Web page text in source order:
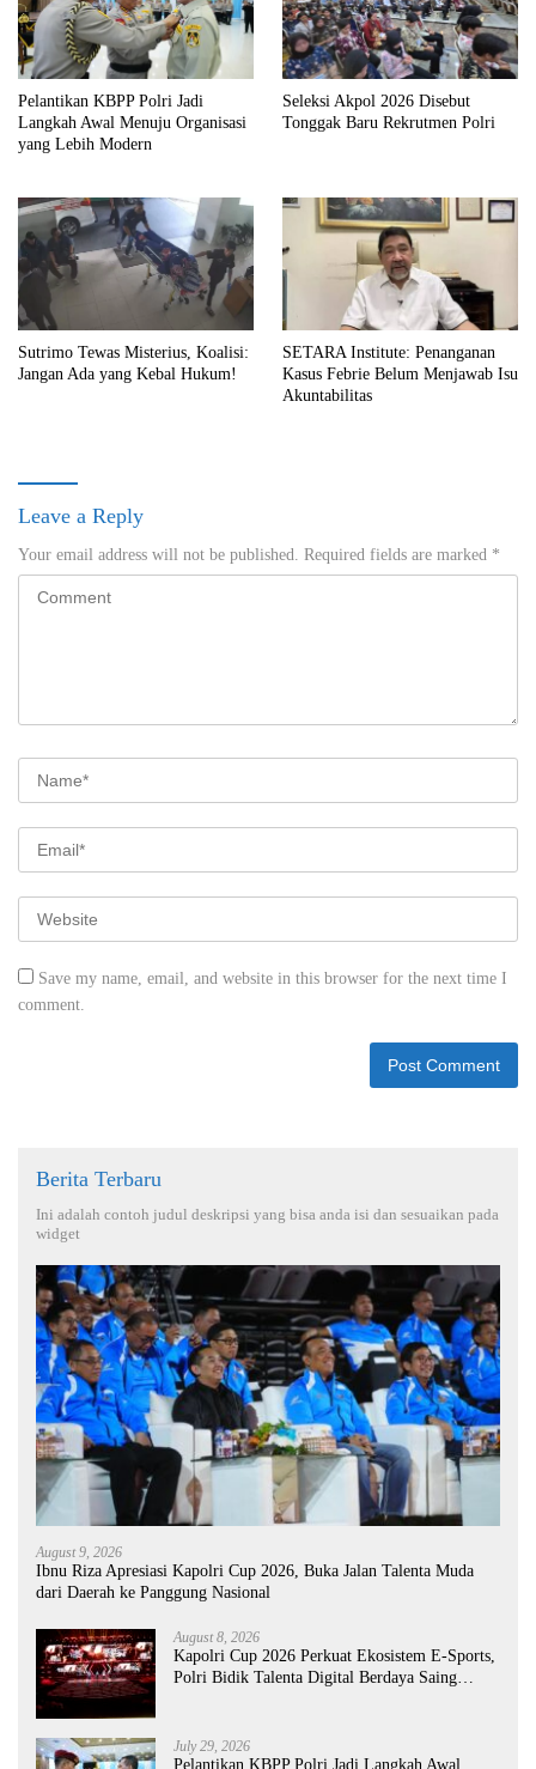
Pelantikan KBPP Polri Jadi
Langkah Awal Menuju Organisasi
yang Lebih Modern
Seleksi Akpol 2026 Disebut
Tonggak Baru Rekrutmen Polri
Sutrimo Tewas Misterius, Koalisi:
Jangan Ada yang Kebal Hukum!
SETARA Institute: Penanganan
Kasus Febrie Belum Menjawab Isu
Akuntabilitas
Leave a Reply
Your email address will not be published. Required fields are marked *
Save my name, email, and website in this browser for the next time I
comment.
Berita Terbaru
Ini adalah contoh judul deskripsi yang bisa anda isi dan sesuaikan pada
widget
August 9, 2026
Ibnu Riza Apresiasi Kapolri Cup 2026, Buka Jalan Talenta Muda
dari Daerah ke Panggung Nasional
August 8, 2026
Kapolri Cup 2026 Perkuat Ekosistem E-Sports,
Polri Bidik Talenta Digital Berdaya Saing
July 29, 2026
Pelantikan KBPP Polri Jadi Langkah Awal